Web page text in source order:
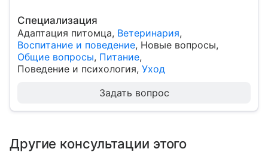
Специализация
Адаптация питомца, Ветеринария,
Воспитание и поведение, Новые вопросы,
Общие вопросы, Питание,
Поведение и психология, Уход
Задать вопрос
Другие консультации этого